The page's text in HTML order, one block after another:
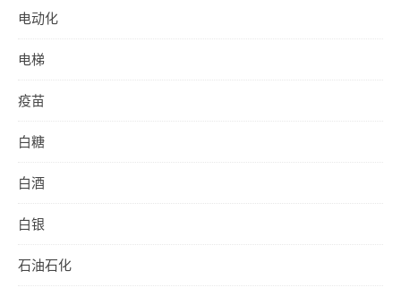
电动化
电梯
疫苗
白糖
白酒
白银
石油石化